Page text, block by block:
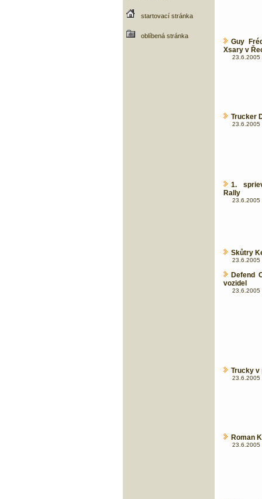
startovací stránka
oblíbená stránka
Guy
Xsary v
23.6.2005
Trucker
23.6.2005
1.
Rally
23.6.2005
Skůtry
23.6.2005
Defend
vozidel
23.6.2005
Trucky v
23.6.2005
Roman
23.6.2005